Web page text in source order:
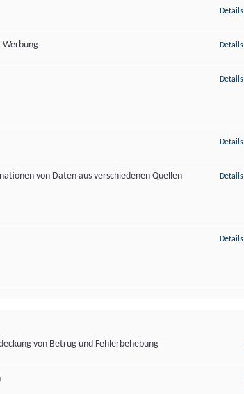
Details
Werbung
Details
Details
Details
von Daten aus verschiedenen Quellen
Details
Details
von Betrug und Fehlerbehebung